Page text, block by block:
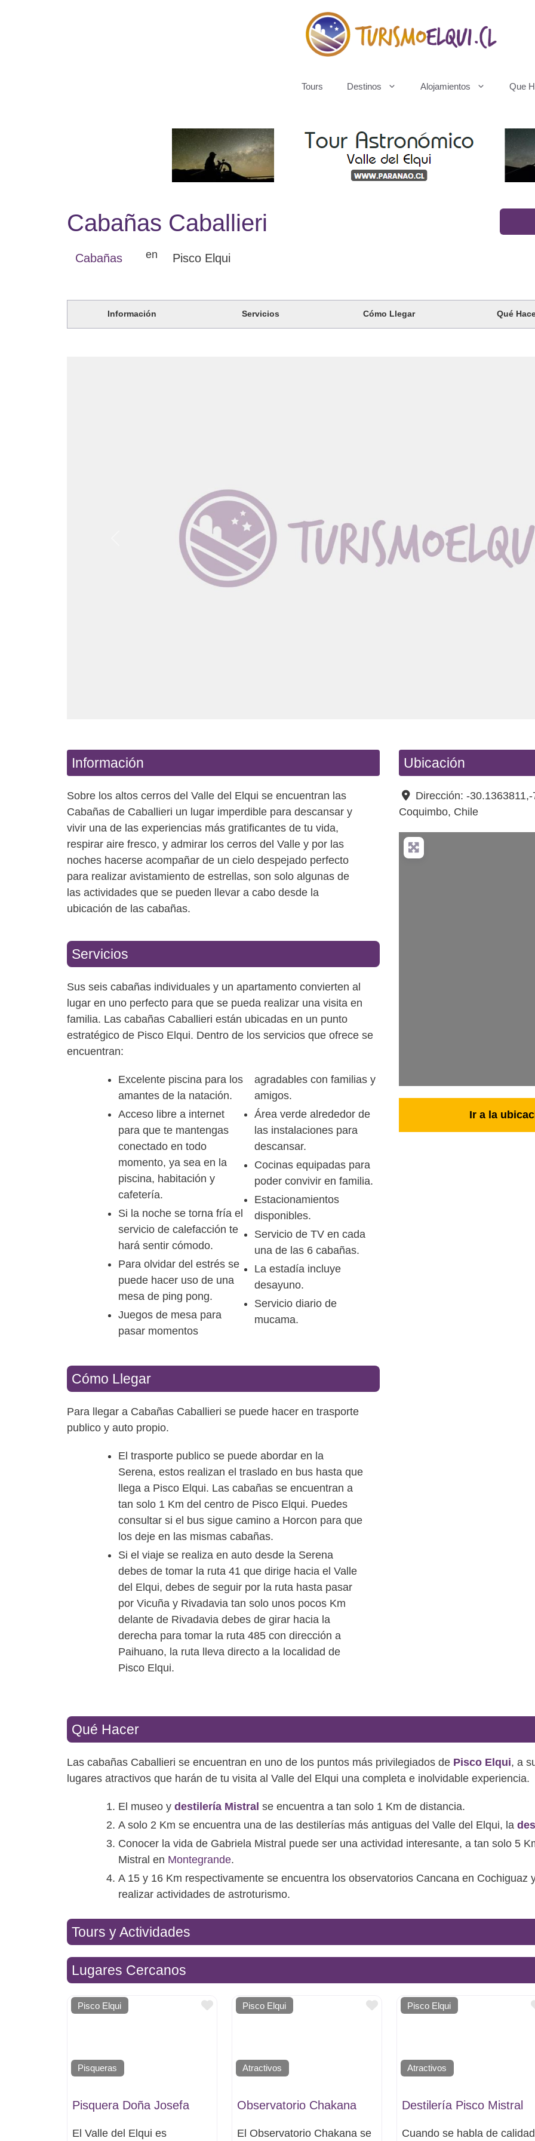
Tours Destinos Alojamientos Que
Cabañas Caballieri
Cabañas en Pisco Elqui
Información Servicios Cómo Llegar Qué
Información
Sobre los altos cerros del Valle del Elqui se encuentran las
Cabañas de Caballieri un lugar imperdible para descansar y
vivir una de las experiencias más gratificantes de tu vida,
respirar aire fresco, y admirar los cerros del Valle y por las
noches hacerse acompañar de un cielo despejado perfecto
para realizar avistamiento de estrellas, son solo algunas de
las actividades que se pueden llevar a cabo desde la
ubicación de las cabañas.
Servicios
Sus seis cabañas individuales y un apartamento convierten al
lugar en uno perfecto para que se pueda realizar una visita en
familia. Las cabañas Caballieri están ubicadas en un punto
estratégico de Pisco Elqui. Dentro de los servicios que ofrece se
encuentran:
Excelente piscina para los
amantes de la natación.
Acceso libre a internet
para que te mantengas
conectado en todo
momento, ya sea en la
piscina, habitación y
cafetería.
Si la noche se torna fría el
servicio de calefacción te
hará sentir cómodo.
Para olvidar del estrés se
puede hacer uso de una
mesa de ping pong.
Juegos de mesa para
pasar momentos
agradables con familias y
amigos.
Área verde alrededor de
las instalaciones para
descansar.
Cocinas equipadas para
poder convivir en familia.
Estacionamientos
disponibles.
Servicio de TV en cada
una de las 6 cabañas.
La estadía incluye
desayuno.
Servicio diario de
mucama.
Cómo Llegar
Para llegar a Cabañas Caballieri se puede hacer en trasporte
publico y auto propio.
El trasporte publico se puede abordar en la
Serena, estos realizan el traslado en bus hasta que
llega a Pisco Elqui. Las cabañas se encuentran a
tan solo 1 Km del centro de Pisco Elqui. Puedes
consultar si el bus sigue camino a Horcon para que
los deje en las mismas cabañas.
Si el viaje se realiza en auto desde la Serena
debes de tomar la ruta 41 que dirige hacia el Valle
del Elqui, debes de seguir por la ruta hasta pasar
por Vicuña y Rivadavia tan solo unos pocos Km
delante de Rivadavia debes de girar hacia la
derecha para tomar la ruta 485 con dirección a
Paihuano, la ruta lleva directo a la localidad de
Pisco Elqui.
Ubicación
Dirección:-
Coquimbo, Chile
Ir a la
Qué Hacer
Las cabañas Caballieri se encuentran en uno de los puntos más privilegiados de Pisco Elqui, a
lugares atractivos que harán de tu visita al Valle del Elqui una completa e inolvidable experiencia.
El museo y destilería Mistral se encuentra a tan solo 1 Km de distancia.
A solo 2 Km se encuentra una de las destilerías más antiguas del Valle del Elqui, la
Conocer la vida de Gabriela Mistral puede ser una actividad interesante, a tan solo 5
Mistral en Montegrande.
A 15 y 16 Km respectivamente se encuentra los observatorios Cancana en Cochiguaz
realizar actividades de astroturismo.
Tours y Actividades
Lugares Cercanos
Pisco Elqui
Pisqueras
Favorito
Pisquera Doña Josefa
El Valle del Elqui es
Pisco Elqui
Atractivos
Favorito
Observatorio Chakana
El Observatorio Chakana se
Pisco Elqui
Atractivos
Destilería Pisco Mistral
Cuando se habla de calidad